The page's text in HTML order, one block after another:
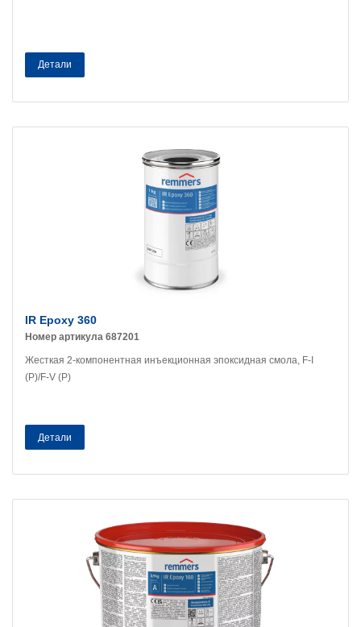
Детали
IR Epoxy 360
Номер артикула 687201
Жесткая 2-компонентная инъекционная эпоксидная смола, F-I
(P)/F-V (P)
Детали